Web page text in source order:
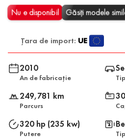
Nu e disponibil Găsiți modele
Țara de import: UE
2010
An de fabricație
249,781 km
Parcurs
320 hp (235 kw)
Putere